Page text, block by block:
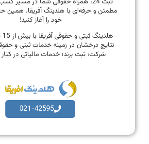
ثبت 24، همراه حقوقی شما در مسیر
مطمئن و حرفه‌ای با هلدینگ آفریقا. همین
خود را آغاز کنید!
نتایج درخشان در زمینه خدمات ثبتی و
شرکت؛ ثبت برند؛ خدمات مالیاتی در
021-42595